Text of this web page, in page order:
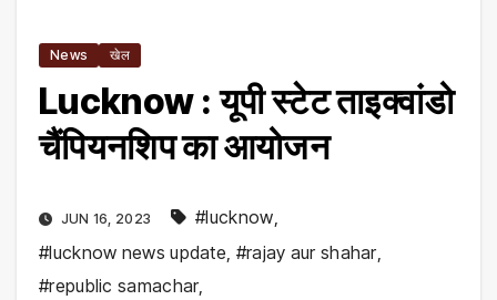
News खेल
Lucknow : यूपी स्टेट ताइक्वांडो
चैंपियनशिप का आयोजन
JUN 16, 2023 #lucknow
#lucknow news update #rajay aur shahar,
#republic samachar,